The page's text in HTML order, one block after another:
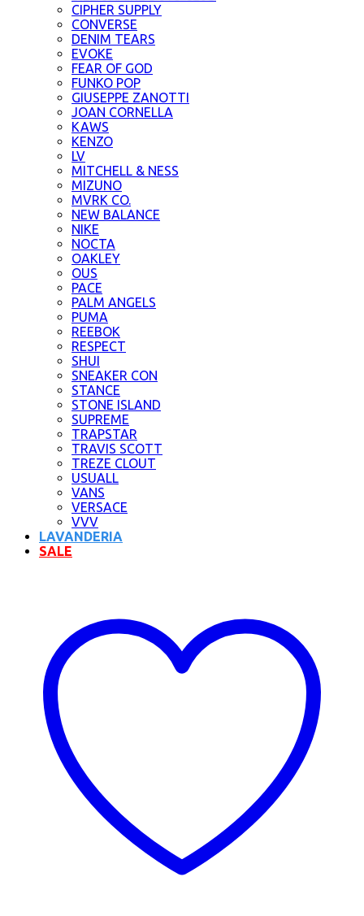
CIPHER SUPPLY
CONVERSE
DENIM TEARS
EVOKE
FEAR OF GOD
FUNKO POP
GIUSEPPE ZANOTTI
JOAN CORNELLA
KAWS
KENZO
LV
MITCHELL & NESS
MIZUNO
MVRK CO.
NEW BALANCE
NIKE
NOCTA
OAKLEY
OUS
PACE
PALM ANGELS
PUMA
REEBOK
RESPECT
SHUI
SNEAKER CON
STANCE
STONE ISLAND
SUPREME
TRAPSTAR
TRAVIS SCOTT
TREZE CLOUT
USUALL
VANS
VERSACE
VVV
LAVANDERIA
SALE